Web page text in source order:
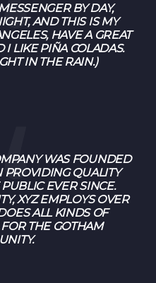
BY DAY,
AND THIS IS MY
HAVE A GREAT
I LIKE PIÑA COLADAS.
IN THE RAIN.)
WAS FOUNDED
PROVIDING QUALITY
EVER SINCE.
XYZ EMPLOYS OVER
ALL KINDS OF
THE GOTHAM